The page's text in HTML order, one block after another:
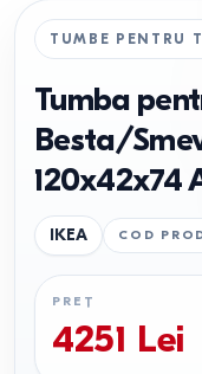
TUMBE PENTRU
Tumba
Besta/
120x42x74
IKEA COD
PREȚ
4251 Lei